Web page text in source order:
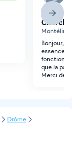
Bonjour, J
essence
que la
Merci de
Drôme